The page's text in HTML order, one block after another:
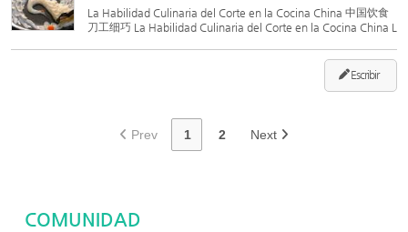
La Habilidad Culinaria del Corte en la Cocina China 中国饮食
刀工细巧 La Habilidad Culinaria del Corte en la Cocina China L
ara tratar los ingredientes, transformándolos en form...
Escribir
Prev 1 2 Next
COMUNIDAD